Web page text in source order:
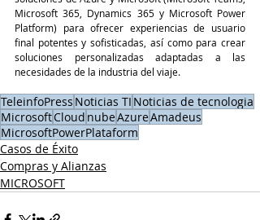
Microsoft 365, Dynamics 365 y Microsoft Power
Platform) para ofrecer experiencias de usuario
final potentes y sofisticadas, así como para crear
soluciones personalizadas adaptadas a las
necesidades de la industria del viaje.
TeleinfoPress Noticias TI Noticias de tecnologia
MicrosoftCloud nubeAzureAmadeus
MicrosoftPowerPlataform
Casos de Éxito
Compras y Alianzas
MICROSOFT